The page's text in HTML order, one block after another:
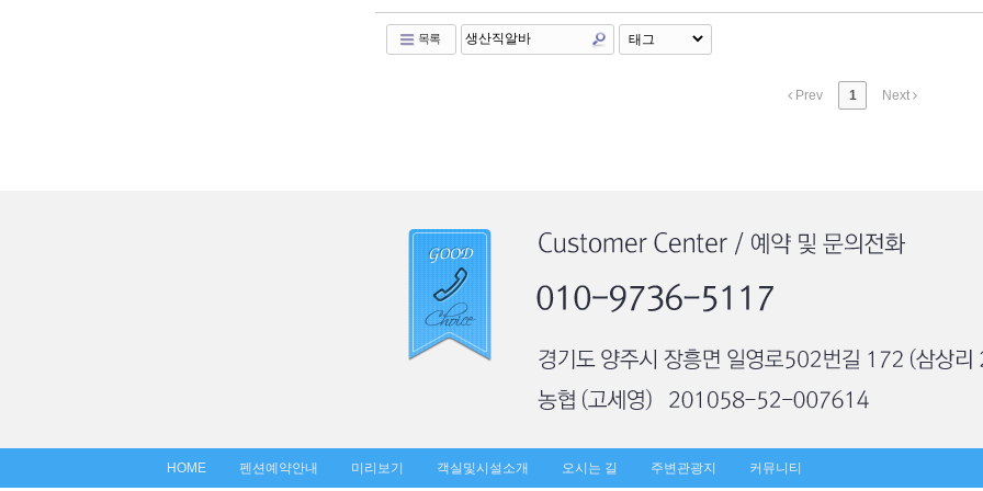
목록
Prev 1 Next
HOME 펜션예약안내 미리보기 객실및시설소개 오시는 길 주변관광지 커뮤니티